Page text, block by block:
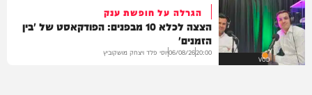
VOD
הגרלה על חופשת ענק
הצצה לכלא 10 מבפנים: הפודקאסט של 'בין
הזמנים'
20:00
06/08/26יוסי פלד ויצחק מושקוביץ